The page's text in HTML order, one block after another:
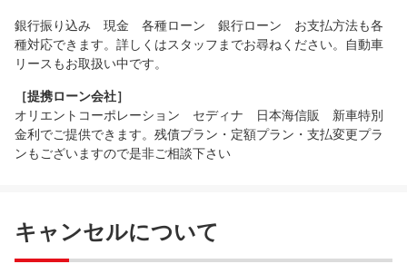
銀行振り込み 現金 各種ローン 銀行ローン お支払方法も各
種対応できます。詳しくはスタッフまでお尋ねください。自動車
リースもお取扱い中です。
［提携ローン会社］
オリエントコーポレーション セディナ 日本海信販 新車特別
金利でご提供できます。残債プラン・定額プラン・支払変更プラ
ンもございますので是非ご相談下さい
キャンセルについて